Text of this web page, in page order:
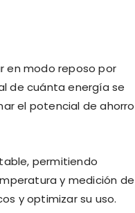
en modo reposo por
de cuánta energía se
el potencial de ahorro
permitiendo
y medición de
y optimizar su uso.